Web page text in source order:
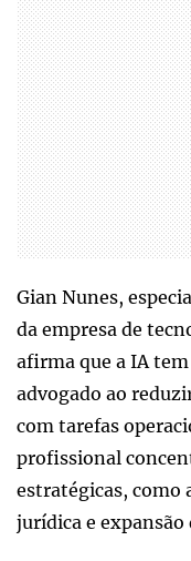
Gian Nunes,
da empresa de
afirma que a IA
advogado ao
com tarefas
profissional
estratégicas, como
jurídica e expansão